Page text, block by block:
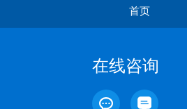
首页
在线咨询